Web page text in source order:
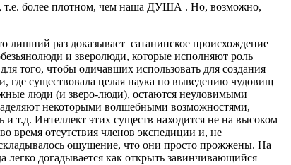
т.е. более плотном, чем наша ДУША . Но, возможно,
лишний раз доказывает сатанинское происхождение
и зверолюди, которые исполняют роль
того, чтобы одичавших использовать для создания
существовала целая наука по выведению чудовищ
люди (и зверо-люди), остаются неуловимыми
некоторыми волшебными возможностями,
т.д. Интеллект этих существ находится не на высоком
время отсутствия членов экспедиции и, не
ощущение, что они просто прожжены. На
легко догадывается как открыть завинчивающийся